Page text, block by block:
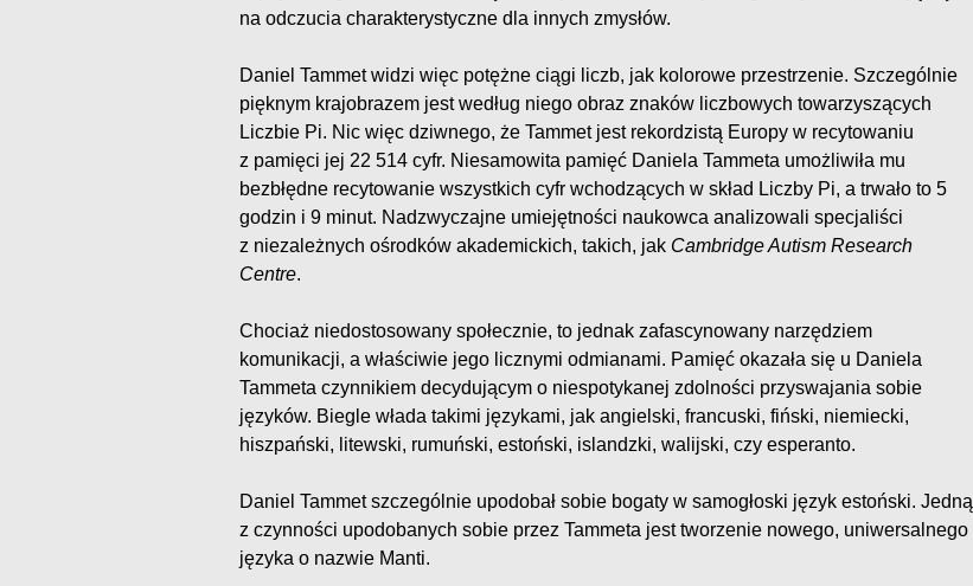
na odczucia charakterystyczne dla innych zmysłów.
Daniel Tammet widzi więc potężne ciągi liczb, jak kolorowe przestrzenie. Szczególnie
pięknym krajobrazem jest według niego obraz znaków liczbowych towarzyszących
Liczbie Pi. Nic więc dziwnego, że Tammet jest rekordzistą Europy w recytowaniu
z pamięci jej 22 514 cyfr. Niesamowita pamięć Daniela Tammeta umożliwiła mu
bezbłędne recytowanie wszystkich cyfr wchodzących w skład Liczby Pi, a trwało to 5
godzin i 9 minut. Nadzwyczajne umiejętności naukowca analizowali specjaliści
z niezależnych ośrodków akademickich, takich, jak Cambridge Autism Research
Centre.
Chociaż niedostosowany społecznie, to jednak zafascynowany narzędziem
komunikacji, a właściwie jego licznymi odmianami. Pamięć okazała się u Daniela
Tammeta czynnikiem decydującym o niespotykanej zdolności przyswajania sobie
języków. Biegle włada takimi językami, jak angielski, francuski, fiński, niemiecki,
hiszpański, litewski, rumuński, estoński, islandzki, walijski, czy esperanto.
Daniel Tammet szczególnie upodobał sobie bogaty w samogłoski język estoński. Jedną
z czynności upodobanych sobie przez Tammeta jest tworzenie nowego, uniwersalnego
języka o nazwie Manti.